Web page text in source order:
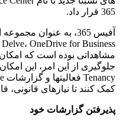
365 قرار داد.
آفیس 365، به عنوان
مشاهداتی بوده است که امکان
جلوگیری از این امر، این
کمک کنند تا نیازهای قانونی،
پذیرفتن گزارشات خود